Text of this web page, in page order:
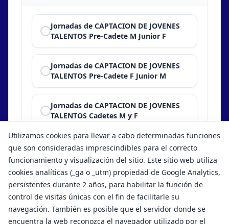
Jornadas de CAPTACION DE JOVENES
TALENTOS Pre-Cadete M Junior F
Jornadas de CAPTACION DE JOVENES
TALENTOS Pre-Cadete F Junior M
Jornadas de CAPTACION DE JOVENES
TALENTOS Cadetes M y F
Show results
Utilizamos cookies para llevar a cabo determinadas funciones
que son consideradas imprescindibles para el correcto
funcionamiento y visualización del sitio. Este sitio web utiliza
cookies analíticas (_ga o _utm) propiedad de Google Analytics,
persistentes durante 2 años, para habilitar la función de
control de visitas únicas con el fin de facilitarle su
navegación. También es posible que el servidor donde se
encuentra la web reconozca el navegador utilizado por el